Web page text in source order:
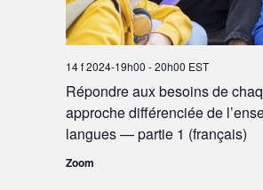
Répondre aux besoins de
approche différenciée de
langues — partie 1 (français)
14 f 2024-19h00 -20h00 EST
Zoom